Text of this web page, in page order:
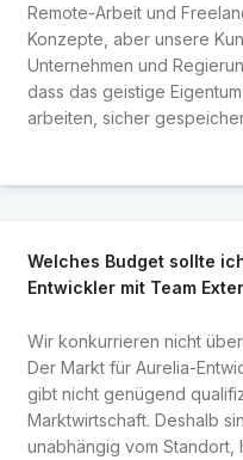
Remote-Arbeit und
Konzepte, aber unsere
Unternehmen und
dass das geistige
arbeiten, sicher
Welches Budget sollte
Entwickler mit Team
Wir konkurrieren nicht
Der Markt für Aurelia-
gibt nicht genügend
Marktwirtschaft. Deshalb
unabhängig vom Standort,